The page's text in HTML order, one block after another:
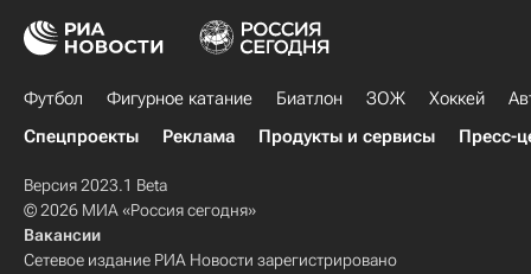
Футбол Фигурное катание Биатлон ЗОЖ Хоккей
Спецпроекты
Реклама Продукты и сервисы Пресс-
Версия 2023.1 Beta
© 2026 МИА «Россия сегодня»
Вакансии
Сетевое издание РИА Новости зарегистрировано